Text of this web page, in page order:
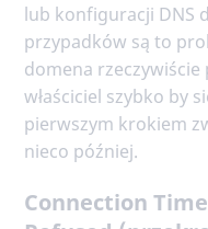
lub konfiguracji DNS
przypadków są to
domena rzeczywiście
właściciel szybko by
pierwszym krokiem
nieco później.
Connection